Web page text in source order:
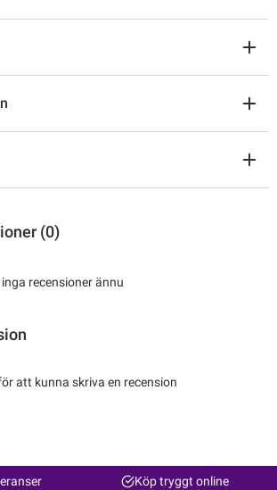
(0)
recensioner ännu
att kunna skriva en recension
Köp tryggt online